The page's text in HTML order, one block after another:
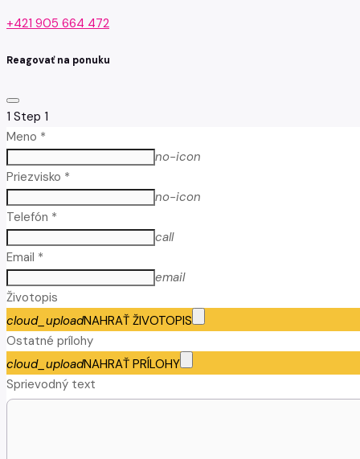
+421 905 664 472
Reagovať na ponuku
1 Step 1
Meno *
no-icon
Priezvisko *
no-icon
Telefón *
call
Email *
email
Životopis
cloud_uploadNAHRAŤ ŽIVOTOPIS
Ostatné prílohy
cloud_uploadNAHRAŤ PRÍLOHY
Sprievodný text